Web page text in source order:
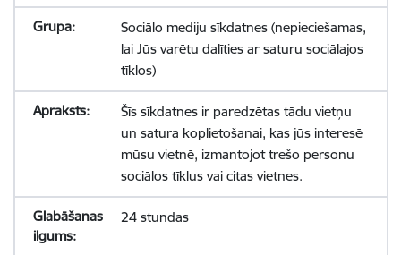
Sociālo mediju sīkdatnes (nepieciešamas,
lai Jūs varētu dalīties ar saturu sociālajos
tīklos)
Šīs sīkdatnes ir paredzētas tādu vietņu
un satura koplietošanai, kas jūs interesē
mūsu vietnē, izmantojot trešo personu
sociālos tīklus vai citas vietnes.
24 stundas